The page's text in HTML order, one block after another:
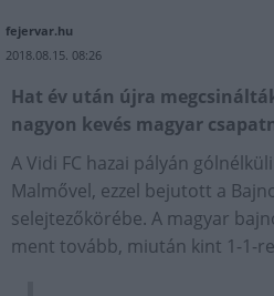
fejervar.hu
2018.08.15. 08:26
Hat év után újra
nagyon kevés magyar
A Vidi FC hazai pályán
Malmővel, ezzel bejutott a
selejtezőkörébe. A magyar
ment tovább, miután kint 1-1-